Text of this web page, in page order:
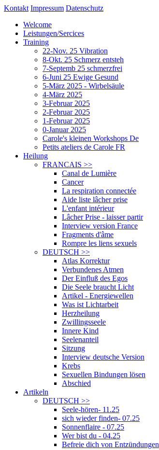
Kontakt Impressum Datenschutz
Welcome
Leistungen/Sercices
Training
22-Nov. 25 Vibration
8-Okt. 25 Schmerz entsteh
7-Septemb 25 schmerzfrei
6-Juni 25 Ewige Gesund
5-März 2025 - Wirbelsäule
4-März 2025
3-Februar 2025
2-Februar 2025
1-Februar 2025
0-Januar 2025
Carole's kleinen Workshops De
Petits ateliers de Carole FR
Heilung
FRANCAIS >>
Canal de Lumière
Cancer
La respiration connectée
Aide liste lâcher prise
L'enfant intérieur
Lâcher Prise - laisser partir
Interview version France
Fragments d'âme
Rompre les liens sexuels
DEUTSCH >>
Atlas Korrektur
Verbundenes Atmen
Der Einfluß des Egos
Die Seele braucht Licht
Artikel - Energiewellen
Was ist Lichtarbeit
Herzheilung
Zwillingsseele
Innere Kind
Seelenanteil
Sitzung
Interview deutsche Version
Krebs
Sexuellen Bindungen lösen
Abschied
Artikeln
DEUTSCH >>
Seele-hören- 11.25
sich wieder finden- 07.25
Sonnenflaire - 07.25
Wer bist du - 04.25
Befreie dich von Entzündungen